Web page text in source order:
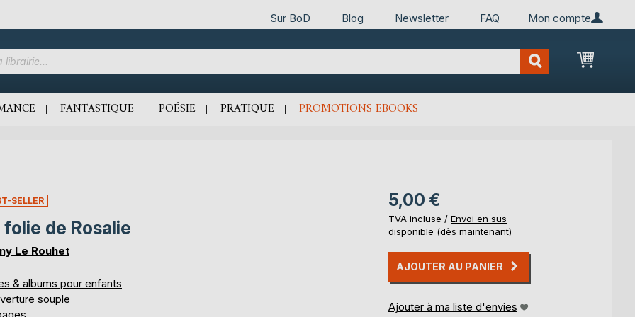
Mon compte
Sur BoD Blog Newsletter FAQ
Mon
FANTASTIQUE POÉSIE PRATIQUE PROMOTIONS EBOOKS
SELLER
folie de Rosalie
Le Rouhet
& albums pour enfants
souple
5,00 €
TVA incluse / Envoi en sus
disponible (dès maintenant)
AJOUTER AU PANIER
Ajouter à ma liste d'envies